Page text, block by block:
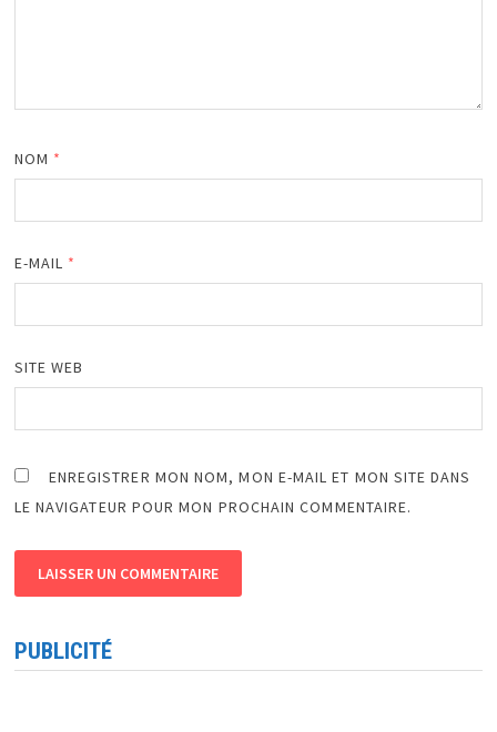
NOM *
E-MAIL *
SITE WEB
ENREGISTRER MON NOM, MON E-MAIL ET MON SITE DANS
LE NAVIGATEUR POUR MON PROCHAIN COMMENTAIRE.
PUBLICITÉ